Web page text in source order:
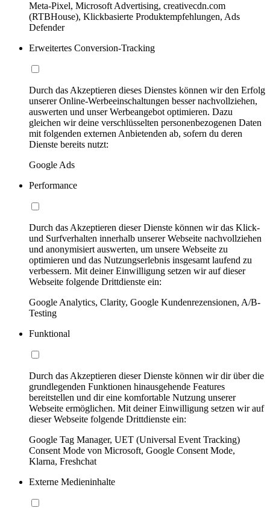
Meta-Pixel, Microsoft Advertising, creativecdn.com
(RTBHouse), Klickbasierte Produktempfehlungen, Ads
Defender
Erweitertes Conversion-Tracking
Durch das Akzeptieren dieses Dienstes können wir den Erfolg
unserer Online-Werbeeinschaltungen besser nachvollziehen,
auswerten und unser Werbeangebot optimieren. Dazu
gleichen wir deine verschlüsselten personenbezogenen Daten
mit folgenden externen Anbietenden ab, sofern du deren
Dienste bereits nutzt:
Google Ads
Performance
Durch das Akzeptieren dieser Dienste können wir das Klick-
und Surfverhalten innerhalb unserer Webseite nachvollziehen
und anonymisiert auswerten, um unsere Webseite zu
optimieren und das Nutzungserlebnis insgesamt laufend zu
verbessern. Mit deiner Einwilligung setzen wir auf dieser
Webseite folgende Drittdienste ein:
Google Analytics, Clarity, Google Kundenrezensionen, A/B-
Testing
Funktional
Durch das Akzeptieren dieser Dienste können wir dir über die
grundlegenden Funktionen hinausgehende Features
bereitstellen und dir eine komfortable Nutzung unserer
Webseite ermöglichen. Mit deiner Einwilligung setzen wir auf
dieser Webseite folgende Drittdienste ein:
Google Tag Manager, UET (Universal Event Tracking)
Consent Mode von Microsoft, Google Consent Mode,
Klarna, Freshchat
Externe Medieninhalte